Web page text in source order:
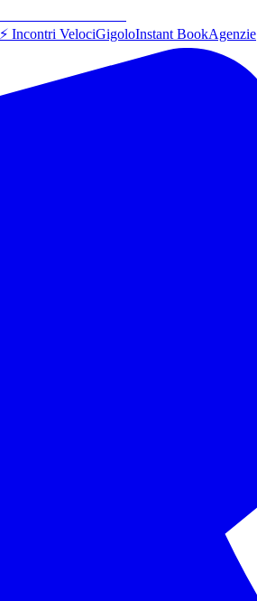
⚡ Incontri VelociGigoloInstant BookAgenzie